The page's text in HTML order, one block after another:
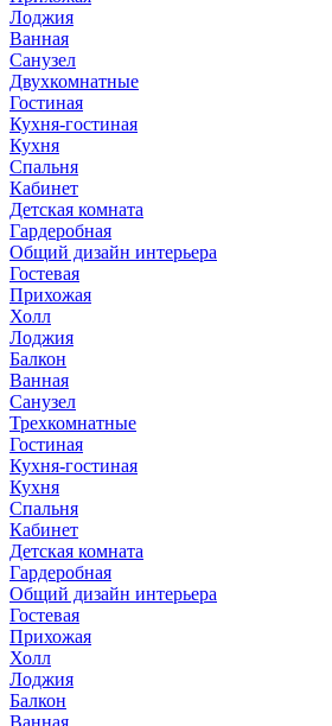
Лоджия
Ванная
Санузел
Двухкомнатные
Гостиная
Кухня-гостиная
Кухня
Спальня
Кабинет
Детская комната
Гардеробная
Общий дизайн интерьера
Гостевая
Прихожая
Холл
Лоджия
Балкон
Ванная
Санузел
Трехкомнатные
Гостиная
Кухня-гостиная
Кухня
Спальня
Кабинет
Детская комната
Гардеробная
Общий дизайн интерьера
Гостевая
Прихожая
Холл
Лоджия
Балкон
Ванная